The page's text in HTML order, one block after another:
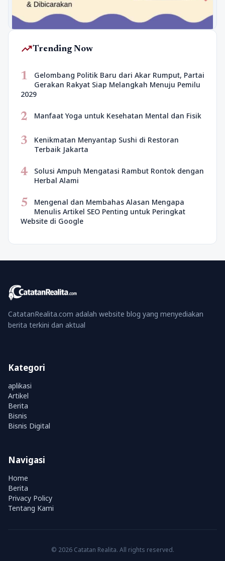
trending_upTrending Now
1
Gelombang Politik Baru dari Akar Rumput, Partai
Gerakan Rakyat Siap Melangkah Menuju Pemilu
2029
2 Manfaat Yoga untuk Kesehatan Mental dan Fisik
3
Kenikmatan Menyantap Sushi di Restoran
Terbaik Jakarta
4
Solusi Ampuh Mengatasi Rambut Rontok dengan
Herbal Alami
5
Mengenal dan Membahas Alasan Mengapa
Menulis Artikel SEO Penting untuk Peringkat
Website di Google
CatatanRealita.com adalah website blog yang menyediakan
berita terkini dan aktual
Kategori
aplikasi
Artikel
Berita
Bisnis
Bisnis Digital
Navigasi
Home
Berita
Privacy Policy
Tentang Kami
© 2026 Catatan Realita. All rights reserved.